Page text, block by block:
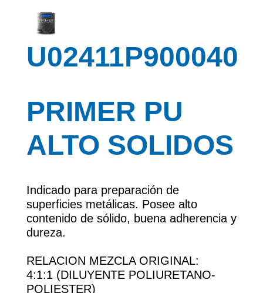
U02411P900040
PRIMER PU
ALTO SOLIDOS
Indicado para preparación de
superficies metálicas. Posee alto
contenido de sólido, buena adherencia y
dureza.
RELACION MEZCLA ORIGINAL:
4:1:1 (DILUYENTE POLIURETANO-
POLIESTER)